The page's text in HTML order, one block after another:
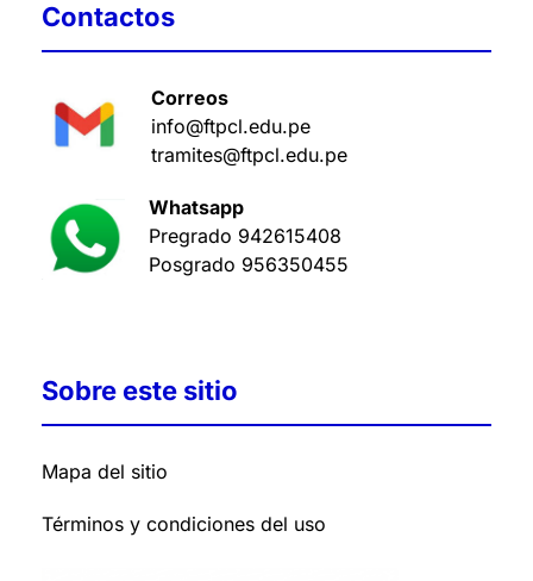
Contactos
Correos
info@ftpcl.edu.pe
tramites@ftpcl.edu.pe
Whatsapp
Pregrado 942615408
Posgrado 956350455
Sobre este sitio
Mapa del sitio
Términos y condiciones del uso